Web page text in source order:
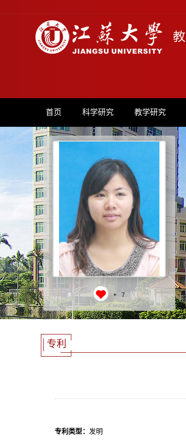
首页 科学研究 教学研究
+ 7
专利
专利类型： 发明